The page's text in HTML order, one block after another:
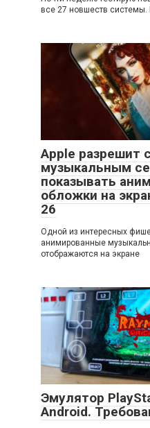
все 27 новшеств системы.
Apple разрешит
музыкальным
показывать
обложки на
26
Одной из интересных
анимированные
отображаются на экране
Эмулятор
Android.